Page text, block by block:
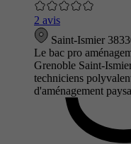
2 avis
Saint-Ismier
Le bac pro
Grenoble Saint-
techniciens
d'aménagement